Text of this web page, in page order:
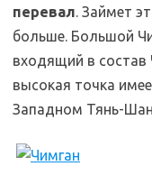
перевал. Займет
больше. Большой
входящий в состав
высокая точка
Западном Тянь-